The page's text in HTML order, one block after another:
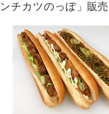
ンチカツのっぽ」販